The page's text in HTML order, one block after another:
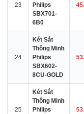
23
Philips
SBX701-
6B0
24
Két Sắt
Thông Minh
Philips
SBX602-
8CU-GOLD
25
Két Sắt
Thông Minh
Philips